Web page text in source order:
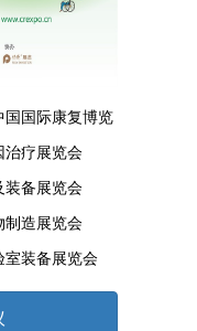
国际康复博览
治疗展览会
装备展览会
制造展览会
装备展览会